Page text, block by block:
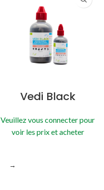
Vedi Black
Veuillez vous connecter pour
voir les prix et acheter
→